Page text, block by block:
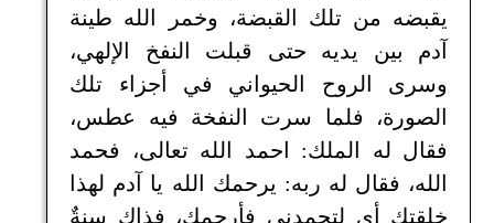
يقبضه من تلك القبضة، وخمر الله طينة
آدم بين يديه حتى قبلت النفخ الإلهي،
وسرى الروح الحيواني في أجزاء تلك
الصورة، فلما سرت النفخة فيه عطس،
فقال له الملك: احمد الله تعالى، فحمد
الله، فقال له ربه: يرحمك الله يا آدم لهذا
خلقتك أي لتحمدني فأرحمك، فذاك سنةٌ